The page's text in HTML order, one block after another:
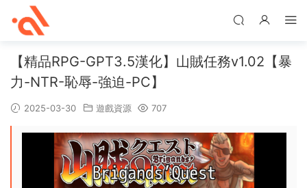
【精品RPG-GPT3.5漢化】山賊任務v1.02【暴
力-NTR-恥辱-強迫-PC】
2025-03-30 遊戲資源 707